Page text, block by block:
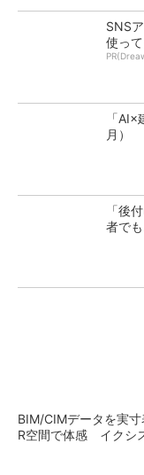
SNS
使って
「
月）
「後
者で
BIM/CIMデータを実
R空間で体感 イクシ